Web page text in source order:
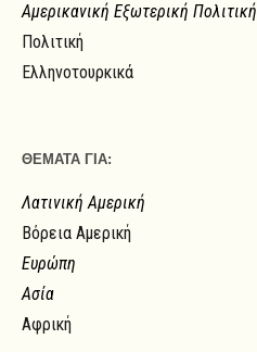
Αμερικανική Εξωτερική Πολιτική
Πολιτική
Ελληνοτουρκικά
ΘΕΜΑΤΑ ΓΙΑ:
Λατινική Αμερική
Βόρεια Αμερική
Ευρώπη
Ασία
Αφρική